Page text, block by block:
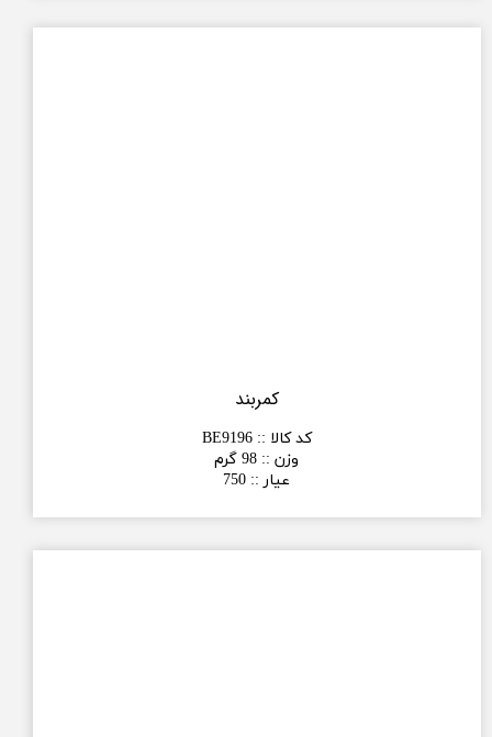
کمربند
کد کالا ::
BE9196
وزن :: 98 گرم
عیار ::
750